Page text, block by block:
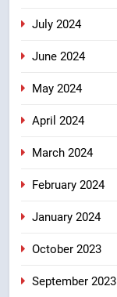
July 2024
June 2024
May 2024
April 2024
March 2024
February 2024
January 2024
October 2023
September 2023